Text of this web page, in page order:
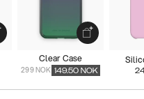
Clear Case
299 NOK 149.50 NOK